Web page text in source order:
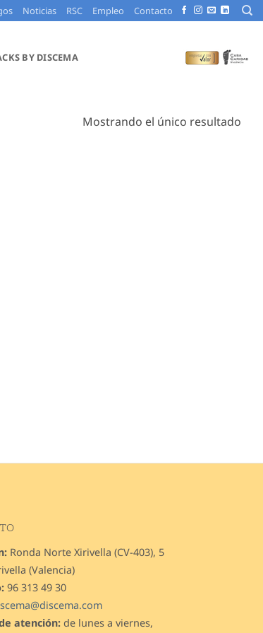
Noticias RSC Empleo Contacto
BY DISCEMA
Mostrando el único resultado
Ronda Norte Xirivella (CV-403), 5
(Valencia)
96 313 49 30
atención: de lunes a viernes,